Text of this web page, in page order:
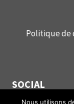
Politique
SOCIAL
Nous utilisons